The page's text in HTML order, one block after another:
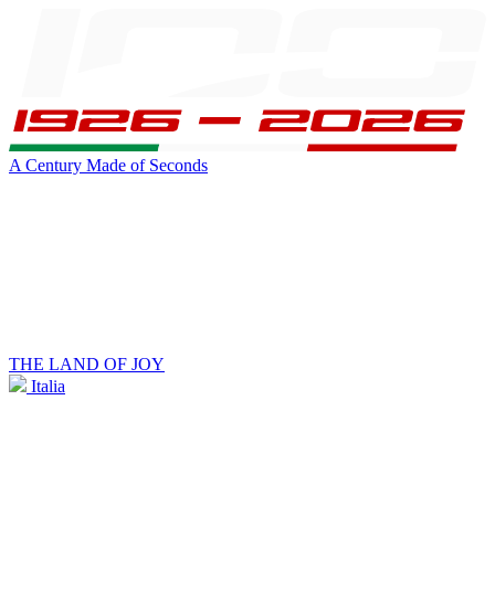
A Century Made of Seconds
THE LAND OF JOY
Italia